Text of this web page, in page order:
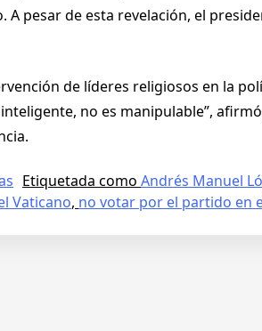
pesar de esta revelación, el
de líderes religiosos en la
no es manipulable”,
Etiquetada como Andrés Manuel
Vaticano, no votar por el partido en